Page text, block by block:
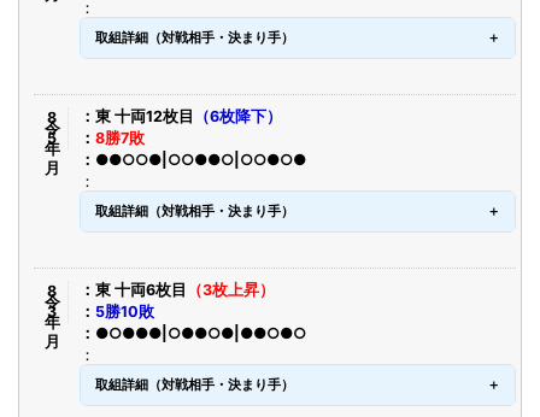
取組詳細（対戦相手・決まり手）
令8年5月 東 十両12枚目
（6枚降下）
8勝7敗
●●○○●|○○●●○|○○●○●
取組詳細（対戦相手・決まり手）
令8年3月 東 十両6枚目
（3枚上昇）
5勝10敗
●○●●●|○●●○●|●●○●○
取組詳細（対戦相手・決まり手）